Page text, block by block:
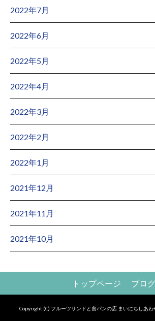
2022年7月
2022年6月
2022年5月
2022年4月
2022年3月
2022年2月
2022年1月
2021年12月
2021年11月
2021年10月
トップページ ブログ
Copyright (C) フルーツサンドと食パンの店 まいにちしあ